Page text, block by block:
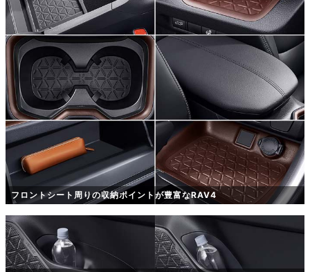
フロントシート周りの収納ポイントが豊富なRAV4